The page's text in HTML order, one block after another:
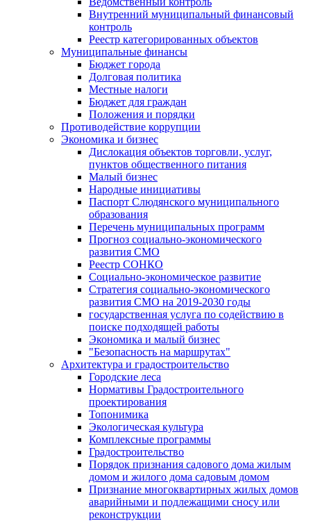
Внутренний муниципальный финансовый
контроль
Реестр категорированных объектов
Муниципальные финансы
Бюджет города
Долговая политика
Местные налоги
Бюджет для граждан
Положения и порядки
Противодействие коррупции
Экономика и бизнес
Дислокация объектов торговли, услуг,
пунктов общественного питания
Малый бизнес
Народные инициативы
Паспорт Слюдянского муниципального
образования
Перечень муниципальных программ
Прогноз социально-экономического
развития СМО
Реестр СОНКО
Социально-экономическое развитие
Стратегия социально-экономического
развития СМО на 2019-2030 годы
государственная услуга по содействию в
поиске подходящей работы
Экономика и малый бизнес
"Безопасность на маршрутах"
Архитектура и градостроительство
Городские леса
Нормативы Градостроительного
проектирования
Топонимика
Экологическая культура
Комплексные программы
Градостроительство
Порядок признания садового дома жилым
домом и жилого дома садовым домом
Признание многоквартирных жилых домов
аварийными и подлежащими сносу или
реконструкции